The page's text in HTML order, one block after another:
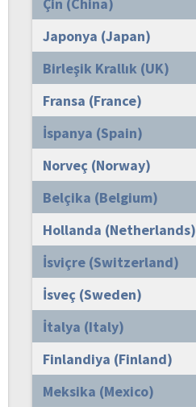
Japonya (Japan)
Birleşik Krallık (UK)
Fransa (France)
İspanya (Spain)
Norveç (Norway)
Belçika (Belgium)
Hollanda (Netherlands)
İsviçre (Switzerland)
İsveç (Sweden)
İtalya (Italy)
Finlandiya (Finland)
Meksika (Mexico)